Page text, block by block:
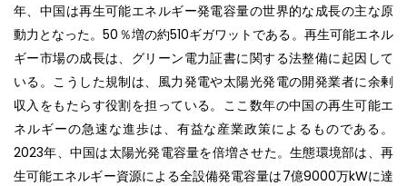
年、中国は再生可能エネルギー発電容量の世界的な成長の主な原
動力となった。50％増の約510ギガワットである。再生可能エネル
ギー市場の成長は、グリーン電力証書に関する法整備に起因して
いる。こうした規制は、風力発電や太陽光発電の開発業者に余剰
収入をもたらす役割を担っている。ここ数年の中国の再生可能エ
ネルギーの急速な進歩は、有益な産業政策によるものである。
2023年、中国は太陽光発電容量を倍増させた。生態環境部は、再
生可能エネルギー資源による全設備発電容量は7億9000万kWに達